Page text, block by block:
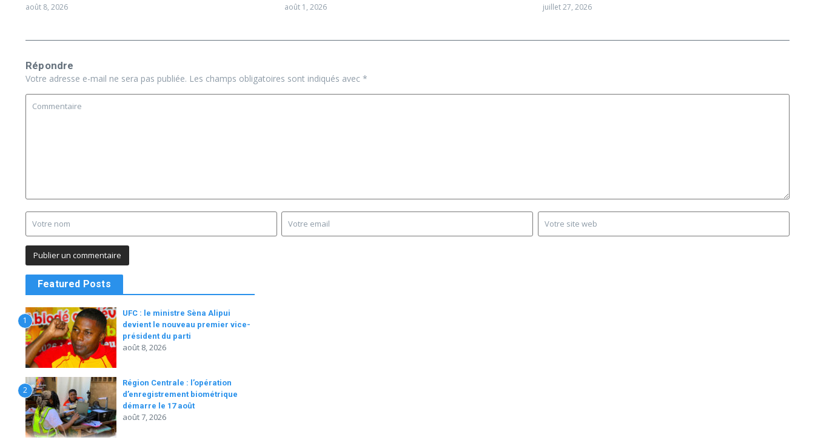
août 8, 2026 août 1, 2026 juillet 27, 2026
Répondre
Votre adresse e-mail ne sera pas publiée. Les champs obligatoires sont indiqués avec *
Featured Posts
1
UFC : le ministre Sèna Alipui
devient le nouveau premier vice-
président du parti
août 8, 2026
2
Région Centrale : l’opération
d’enregistrement biométrique
démarre le 17 août
août 7, 2026